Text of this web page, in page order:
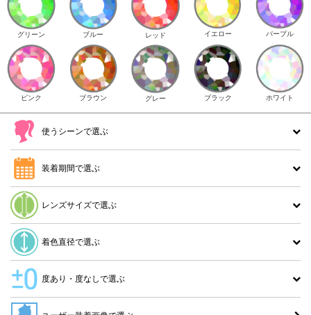
グリーン ブルー レッド イエロー パープル
ピンク ブラウン グレー ブラック ホワイト
使うシーンで選ぶ
装着期間で選ぶ
レンズサイズで選ぶ
着色直径で選ぶ
度あり・度なしで選ぶ